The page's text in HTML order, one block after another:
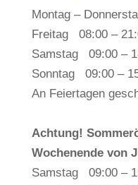
Montag –
Freitag 08:00 –
Samstag 09:00 –
Sonntag 09:00 –
An Feiertagen
Achtung!
Wochenende von
Samstag 09:00 –